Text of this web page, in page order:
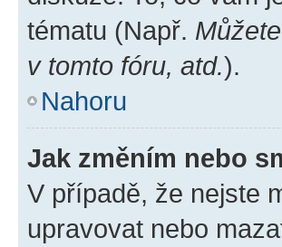
tématu (Např.
v tomto fóru, atd.).
Nahoru
Jak změním nebo
V případě, že nejste
upravovat nebo